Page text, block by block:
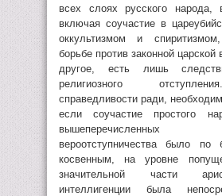
всех слоях русского народа,
включая соучастие в
оккультизмом и
борьбе против законной царской
другое, есть лишь
религиозного
справедливости ради,
если соучастие простого
вышеперечисленных
вероотступничества было по
косвенным, на уровне
значительной части
интеллигенции была